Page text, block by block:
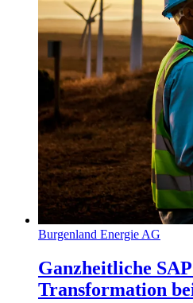
Burgenland Energie AG
Ganzheitliche
Transformation